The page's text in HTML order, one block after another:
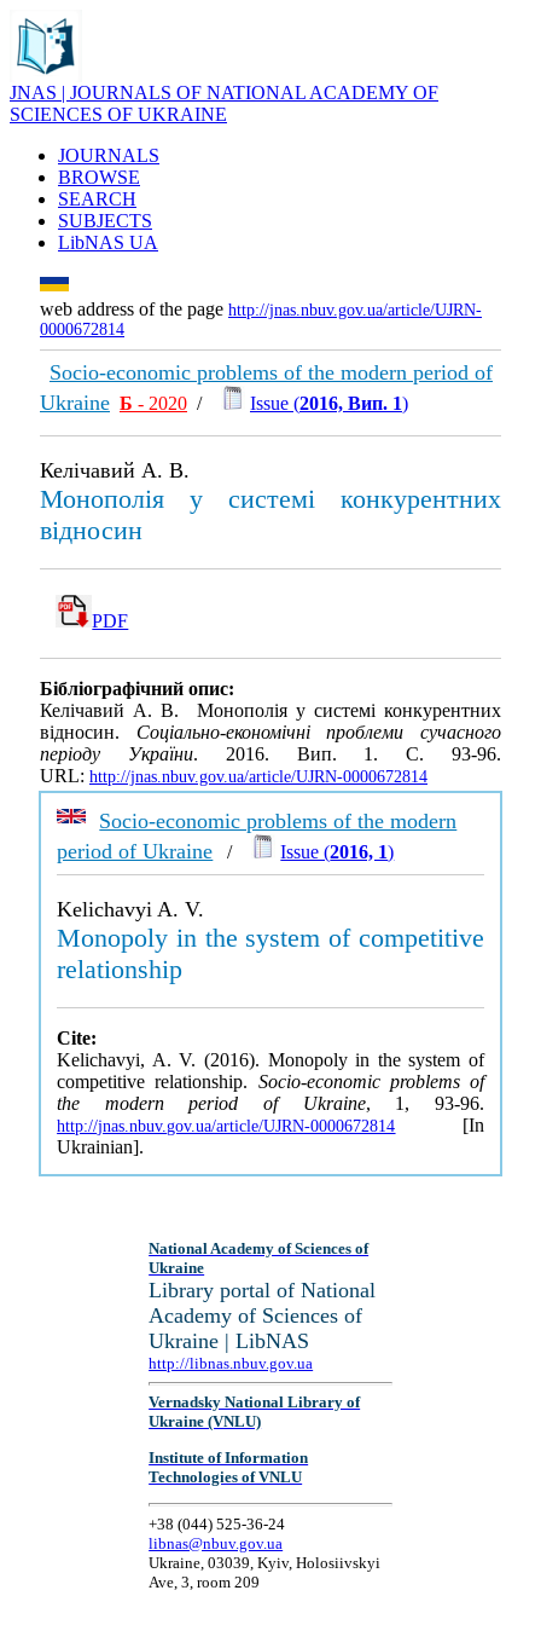
JNAS | JOURNALS OF NATIONAL ACADEMY OF
SCIENCES OF UKRAINE
JOURNALS
BROWSE
SEARCH
SUBJECTS
LibNAS UA
web address of the page http://jnas.nbuv.gov.ua/article/UJRN-
0000672814
Socio-economic problems of the modern period of
Ukraine Б - 2020 / Issue (2016, Вип. 1)
Келічавий А. В.
Монополія у системі конкурентних
відносин
PDF
Бібліографічний опис:
Келічавий А. В. Монополія у системі конкурентних
відносин. Соціально-економічні проблеми сучасного
періоду України. 2016. Вип. 1. С. 93-96.
URL: http://jnas.nbuv.gov.ua/article/UJRN-0000672814
Socio-economic problems of the modern
period of Ukraine / Issue (2016, 1)
Kelichavyi A. V.
Monopoly in the system of competitive
relationship
Cite:
Kelichavyi, A. V. (2016). Monopoly in the system of
competitive relationship. Socio-economic problems of
the modern period of Ukraine, 1, 93-96.
http://jnas.nbuv.gov.ua/article/UJRN-0000672814 [In
Ukrainian].
National Academy of Sciences of
Ukraine
Library portal of National
Academy of Sciences of
Ukraine | LibNAS
http://libnas.nbuv.gov.ua
Vernadsky National Library of
Ukraine (VNLU)
Institute of Information
Technologies of VNLU
+38 (044) 525-36-24
libnas@nbuv.gov.ua
Ukraine, 03039, Kyiv, Holosiivskyi
Ave, 3, room 209